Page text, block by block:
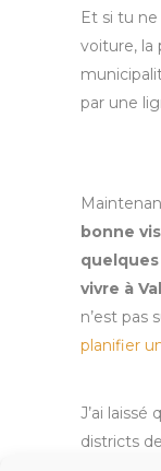
Et si tu
voiture, la
par une
bonne
vivre à
n’est pas
planifier
J’ai
districts